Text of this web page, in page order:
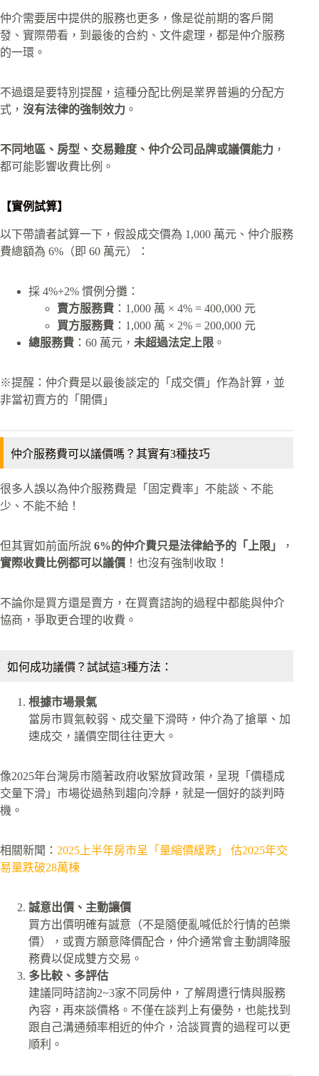
仲介需要居中提供的服務也更多，像是從前期的客戶開
發、實際帶看，到最後的合約、文件處理，都是仲介服務
的一環。
不過還是要特別提醒，這種分配比例是業界普遍的分配方
式， 沒有法律的強制效力 。
不同地區、房型、交易難度、仲介公司品牌或議價能力 ，
都可能影響收費比例。
【實例試算】
以下帶讀者試算一下，假設成交價為 1,000 萬元、仲介服務
費總額為 6%（即 60 萬元）：
採 4%+2% 慣例分攤：
賣方服務費 ：1,000 萬 × 4% = 400,000 元
買方服務費 ：1,000 萬 × 2% = 200,000 元
總服務費 ：60 萬元， 未超過法定上限 。
※提醒：仲介費是以最後談定的「成交價」作為計算，並
非當初賣方的「開價」
仲介服務費可以議價嗎？其實有3種技巧
很多人誤以為仲介服務費是「固定費率」不能談、不能
少、不能不給！
但其實如前面所說 6%的仲介費只是法律給予的「上限」
，
實際收費比例都可以議價 ！也沒有強制收取！
不論你是買方還是賣方，在買賣諮詢的過程中都能與仲介
協商，爭取更合理的收費。
如何成功議價？試試這3種方法：
根據市場景氣
當房市買氣較弱、成交量下滑時，仲介為了搶單、加
速成交，議價空間往往更大。
像2025年台灣房市隨著政府收緊放貸政策，呈現「價穩成
交量下滑」市場從過熱到趨向冷靜，就是一個好的談判時
機。
相關新聞： 2025上半年房市呈「量縮價緩跌」 估2025年交
易量跌破28萬棟
誠意出價、主動讓價
買方出價明確有誠意（不是隨便亂喊低於行情的芭樂
價），或賣方願意降價配合，仲介通常會主動調降服
務費以促成雙方交易。
多比較、多評估
建議同時諮詢2~3家不同房仲，了解周遭行情與服務
內容，再來談價格。不僅在談判上有優勢，也能找到
跟自己溝通頻率相近的仲介，洽談買賣的過程可以更
順利。